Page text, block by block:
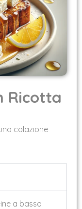
Ricotta
colazione
a basso